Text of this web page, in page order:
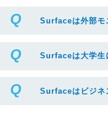
Surfaceは外部モ
Surfaceは大学生
Surfaceはビジネ